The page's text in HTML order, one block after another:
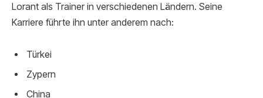
Lorant als Trainer in verschiedenen Ländern. Seine
Karriere führte ihn unter anderem nach:
Türkei
Zypern
China